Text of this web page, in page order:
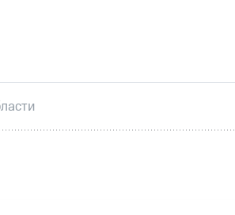
отчетностьКонтактыНовости в
капиталКонтроль и аудит